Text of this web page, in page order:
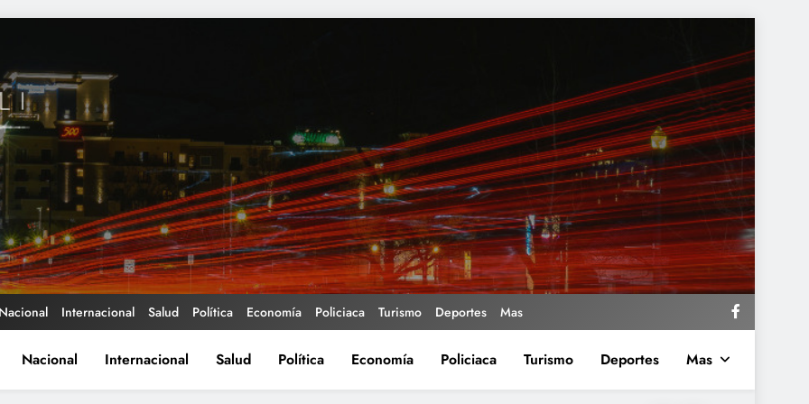
Nacional Internacional Salud Política Economía Policiaca Turismo Deportes Mas
Nacional Internacional Salud Política Economía Policiaca Turismo Deportes Mas